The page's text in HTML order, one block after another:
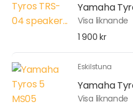
Yamaha
Visa liknande
1 900 kr
Eskilstuna
Yamaha
Visa liknande